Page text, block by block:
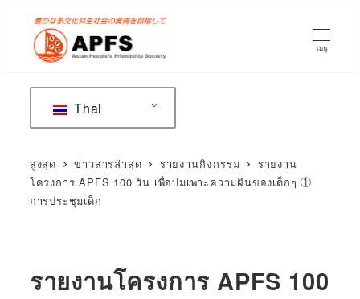
เนื้อหา
เมนู
Thai
สูงสุด ข่าวสารล่าสุด รายงานกิจกรรม
รายงาน
โครงการ APFS 100 วัน เพื่อบ่มเพาะความฝันของเด็กๆ ①
การประชุมเด็ก
รายงานโครงการ APFS 100